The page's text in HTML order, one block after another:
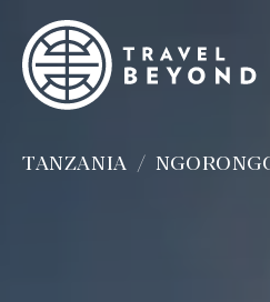
TANZANIA